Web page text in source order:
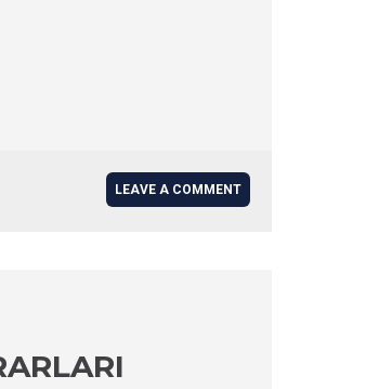
LEAVE A COMMENT